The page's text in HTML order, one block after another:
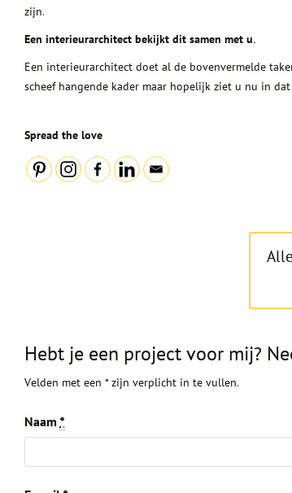
zijn.
Een interieurarchitect bekijkt dit samen met u.
Een interieurarchitect doet al de bovenvermelde
scheef hangende kader maar hopelijk ziet u nu in
Spread the love
Hebt je een project voor mij?
Velden met een * zijn verplicht in te vullen.
Naam *